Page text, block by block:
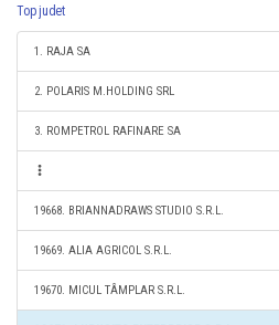
Top judet
1. RAJA SA
2. POLARIS M.HOLDING SRL
3. ROMPETROL RAFINARE SA
19668. BRIANNADRAWS STUDIO S.R.L.
19669. ALIA AGRICOL S.R.L.
19670. MICUL TÂMPLAR S.R.L.